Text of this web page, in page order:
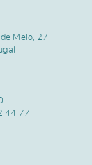
Melo, 27
44 77